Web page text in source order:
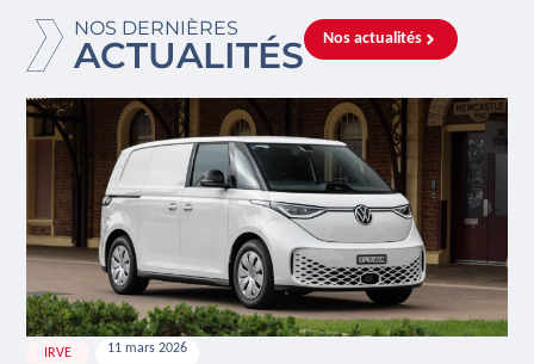
NOS DERNIÈRES
ACTUALITÉS Nos actualités
IRVE 11 mars 2026